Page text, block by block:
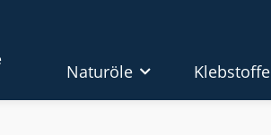
Naturöle Klebstoffe